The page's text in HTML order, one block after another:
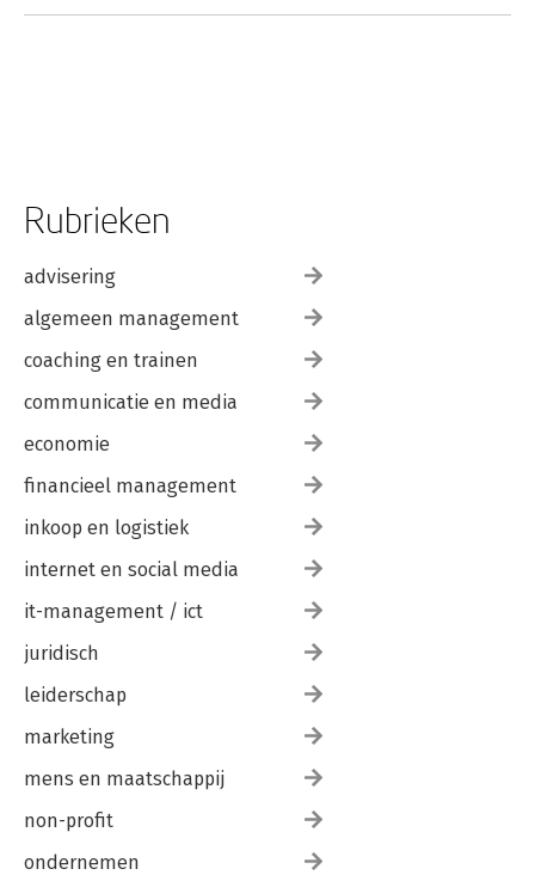
Rubrieken
advisering
algemeen management
coaching en trainen
communicatie en media
economie
financieel management
inkoop en logistiek
internet en social media
it-management / ict
juridisch
leiderschap
marketing
mens en maatschappij
non-profit
ondernemen